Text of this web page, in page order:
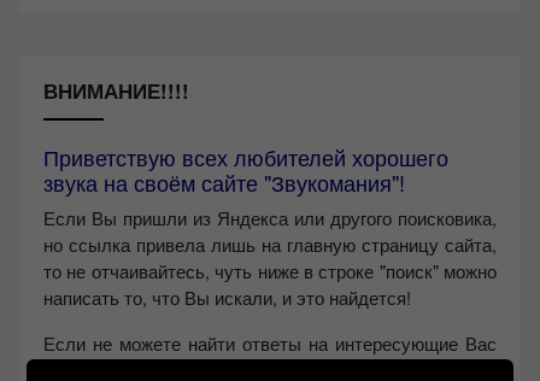
ВНИМАНИЕ!!!!
Приветствую всех любителей хорошего
звука на своём сайте "Звукомания"!
Если Вы пришли из Яндекса или другого поисковика,
но ссылка привела лишь на главную страницу сайта,
то не отчаивайтесь, чуть ниже в строке "поиск" можно
написать то, что Вы искали, и это найдется!
Если не можете найти ответы на интересующие Вас